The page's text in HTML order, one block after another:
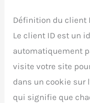
Définition du client
Le client ID est un
automatiquement
visite votre site
dans un cookie sur
qui signifie que